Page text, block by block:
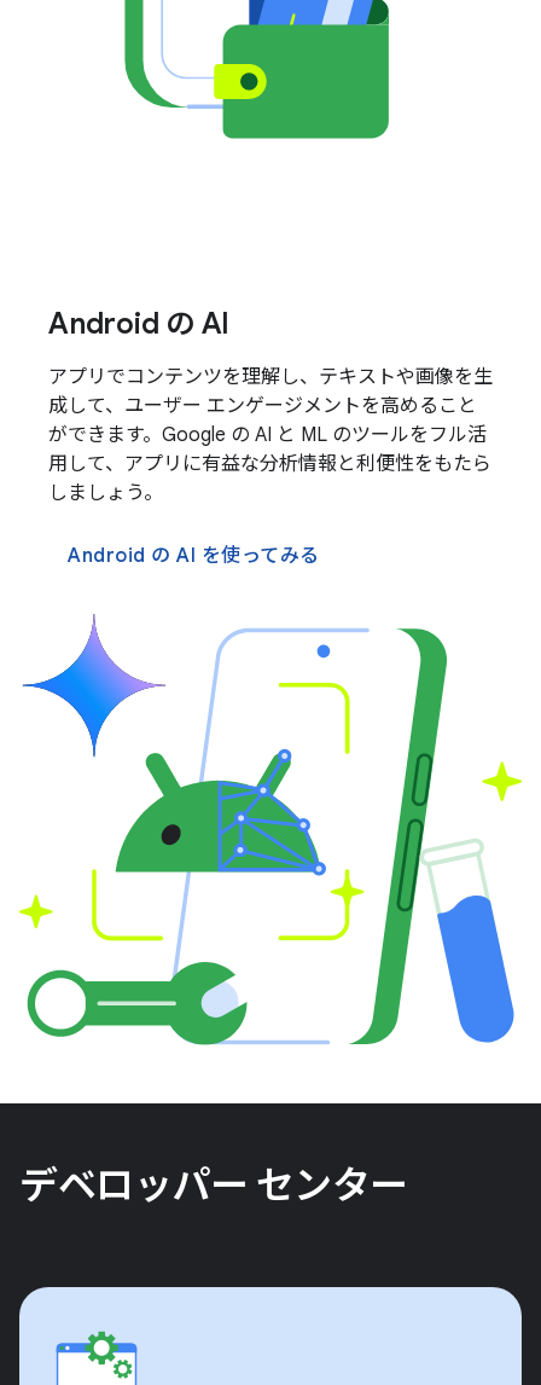
Android の AI
アプリでコンテンツを理解し、テキストや画像を生
成して、ユーザー エンゲージメントを高めること
ができます。Google の AI と ML のツールをフル活
用して、アプリに有益な分析情報と利便性をもたら
しましょう。
Android の AI を使ってみる
デベロッパー センター